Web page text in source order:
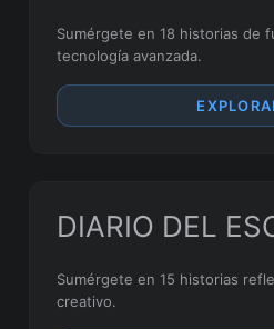
Sumérgete en 18 historias de
tecnología avanzada.
DIARIO DEL
Sumérgete en 15 historias
creativo.